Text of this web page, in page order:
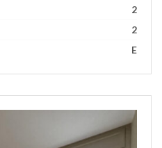
2
2
E